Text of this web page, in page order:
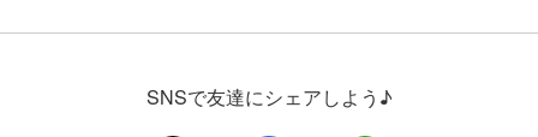
SNSで友達にシェアしよう♪